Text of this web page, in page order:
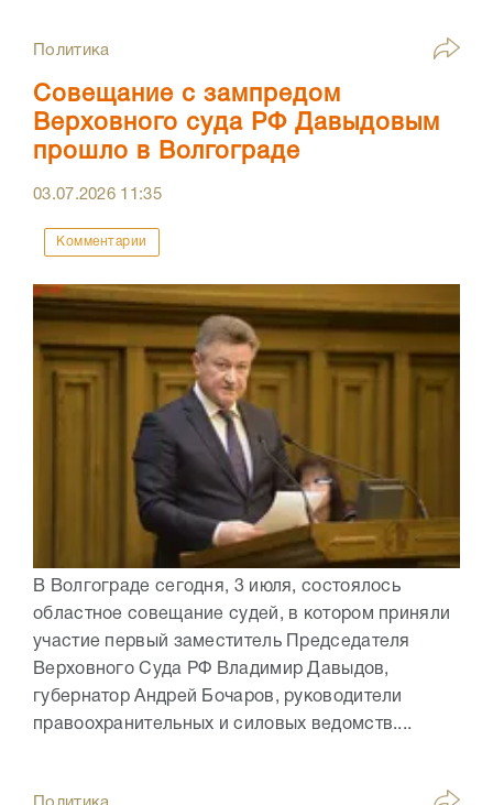
Политика
Совещание с зампредом
Верховного суда РФ Давыдовым
прошло в Волгограде
03.07.2026 11:35
Комментарии
В Волгограде сегодня, 3 июля, состоялось
областное совещание судей, в котором приняли
участие первый заместитель Председателя
Верховного Суда РФ Владимир Давыдов,
губернатор Андрей Бочаров, руководители
правоохранительных и силовых ведомств....